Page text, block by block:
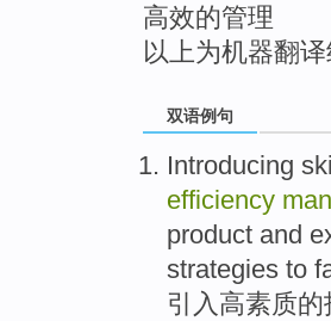
高效的管理
以上为机器翻
双语例句
Introducing
efficiency
product and
strategies to
引入高素质的